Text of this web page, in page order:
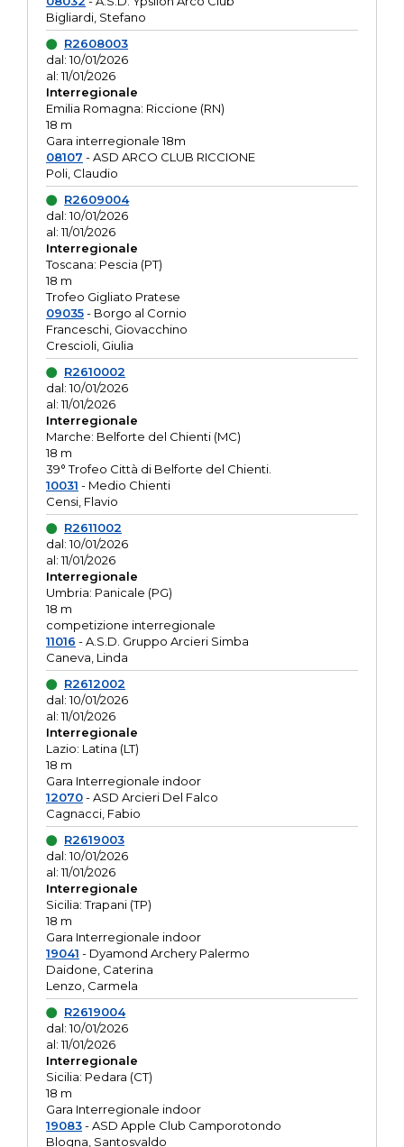
Bigliardi, Stefano
R2608003
dal: 10/01/2026
al: 11/01/2026
Interregionale
Emilia Romagna: Riccione (RN)
18 m
Gara interregionale 18m
08107 - ASD ARCO CLUB RICCIONE
Poli, Claudio
R2609004
dal: 10/01/2026
al: 11/01/2026
Interregionale
Toscana: Pescia (PT)
18 m
Trofeo Gigliato Pratese
09035- Borgo al Cornio
Franceschi, Giovacchino
Crescioli, Giulia
R2610002
dal: 10/01/2026
al: 11/01/2026
Interregionale
Marche: Belforte del Chienti (MC)
18 m
39° Trofeo Città di Belforte del Chienti.
10031 - Medio Chienti
Censi, Flavio
R2611002
dal: 10/01/2026
al: 11/01/2026
Interregionale
Umbria: Panicale (PG)
18 m
competizione interregionale
11016 - A.S.D. Gruppo Arcieri Simba
Caneva, Linda
R2612002
dal: 10/01/2026
al: 11/01/2026
Interregionale
Lazio: Latina (LT)
18 m
Gara Interregionale indoor
12070- ASD Arcieri Del Falco
Cagnacci, Fabio
R2619003
dal: 10/01/2026
al: 11/01/2026
Interregionale
Sicilia: Trapani (TP)
18 m
Gara Interregionale indoor
19041 - Dyamond Archery Palermo
Daidone, Caterina
Lenzo, Carmela
R2619004
dal: 10/01/2026
al: 11/01/2026
Interregionale
Sicilia: Pedara (CT)
18 m
Gara Interregionale indoor
19083- ASD Apple Club Camporotondo
Blogna, Santosvaldo